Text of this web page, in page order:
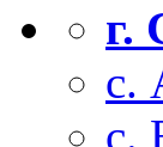
г.
с.
с.